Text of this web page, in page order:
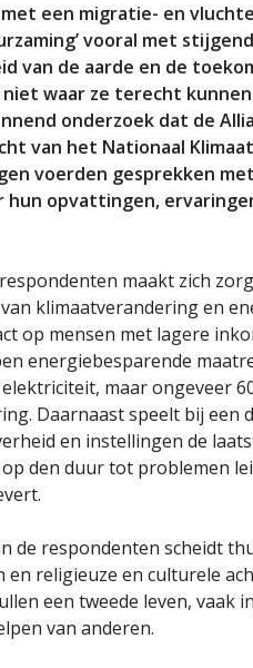
een migratie- en
vooral met
van de aarde en de
waar ze terecht
onderzoek dat de
van het Nationaal
voerden gesprekken
hun opvattingen,
maakt zich
klimaatverandering en
op mensen met lagere
energiebesparende
maar ongeveer
Daarnaast speelt bij een
en instellingen de
den duur tot problemen
de respondenten scheidt
en religieuze en culturele
een tweede leven, vaak
van anderen.